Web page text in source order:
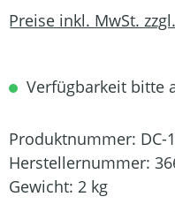
Preise inkl. MwSt.
Verfügbarkeit bitte
Produktnummer: DC-
Herstellernummer:
Gewicht: 2 kg